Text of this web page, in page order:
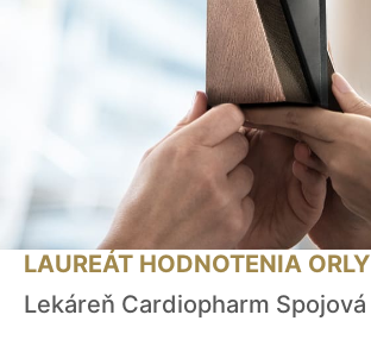
LAUREÁT HODNOTENIA ORLY
Lekáreň Cardiopharm Spojová